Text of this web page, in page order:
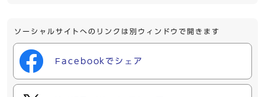
ソーシャルサイトへのリンクは別ウィンドウで開きます
Facebookでシェア